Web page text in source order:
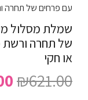
עם פרחים של תחרה
שמלת מסלול
של תחרה ורשת
או חקי
₪621.00